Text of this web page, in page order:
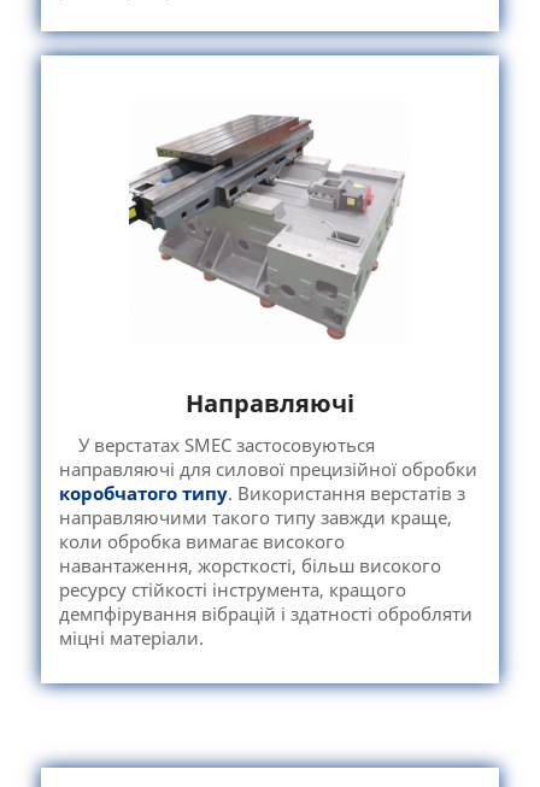
Направляючі
У верстатах SMEC застосовуються
направляючі для силової прецизійної обробки
коробчатого типу. Використання верстатів з
направляючими такого типу завжди краще,
коли обробка вимагає високого
навантаження, жорсткості, більш високого
ресурсу стійкості інструмента, кращого
демпфірування вібрацій і здатності обробляти
міцні матеріали.